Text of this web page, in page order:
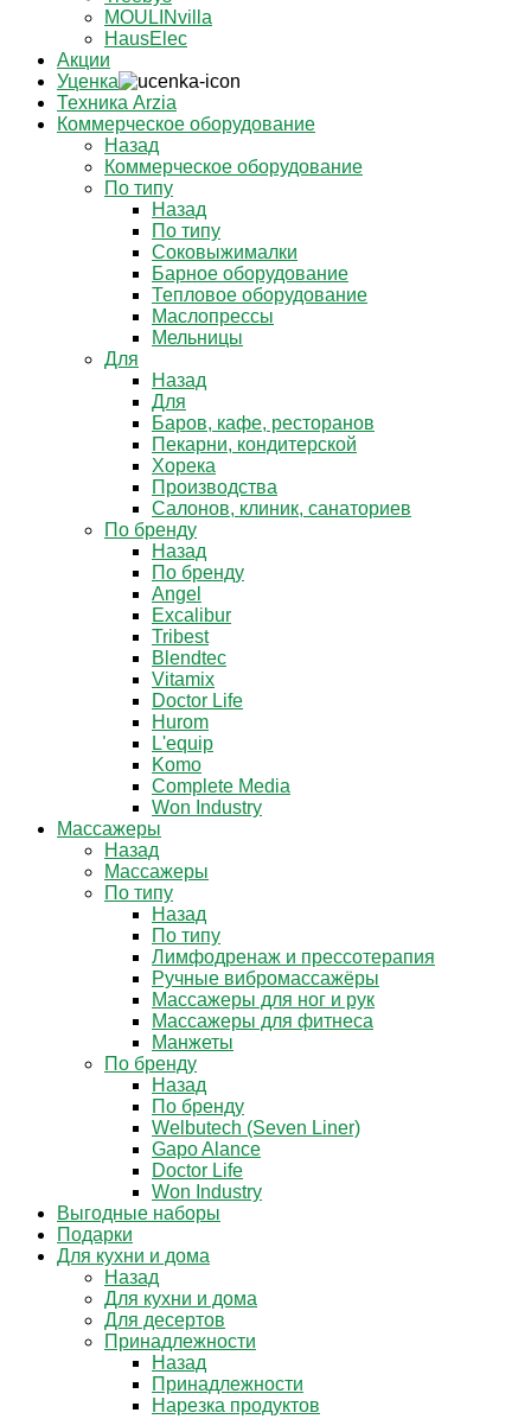
MOULINvilla
HausElec
Акции
Уценка
Техника Arzia
Коммерческое оборудование
Назад
Коммерческое оборудование
По типу
Назад
По типу
Соковыжималки
Барное оборудование
Тепловое оборудование
Маслопрессы
Мельницы
Для
Назад
Для
Баров, кафе, ресторанов
Пекарни, кондитерской
Хорека
Производства
Салонов, клиник, санаториев
По бренду
Назад
По бренду
Angel
Excalibur
Tribest
Blendtec
Vitamix
Doctor Life
Hurom
L'equip
Komo
Complete Media
Won Industry
Массажеры
Назад
Массажеры
По типу
Назад
По типу
Лимфодренаж и прессотерапия
Ручные вибромассажёры
Массажеры для ног и рук
Массажеры для фитнеса
Манжеты
По бренду
Назад
По бренду
Welbutech (Seven Liner)
Gapo Alance
Doctor Life
Won Industry
Выгодные наборы
Подарки
Для кухни и дома
Назад
Для кухни и дома
Для десертов
Принадлежности
Назад
Принадлежности
Нарезка продуктов